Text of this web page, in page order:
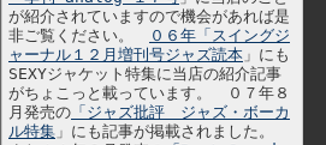
が紹介されていますので機会があれば是
非ご覧ください。
０６年「スイングジ
ャーナル１２月増刊号ジャズ読本 」にも
SEXYジャケット特集に当店の紹介記事
がちょこっと載っています。 ０７年８
月発売の 「ジャズ批評 ジャズ・ボーカ
ル特集 」にも記事が掲載されました。